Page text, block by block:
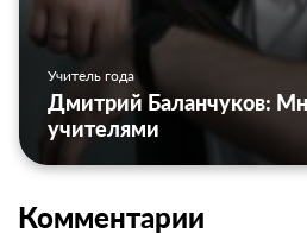
Учитель года
Дмитрий Баланчуков:
учителями
Комментарии